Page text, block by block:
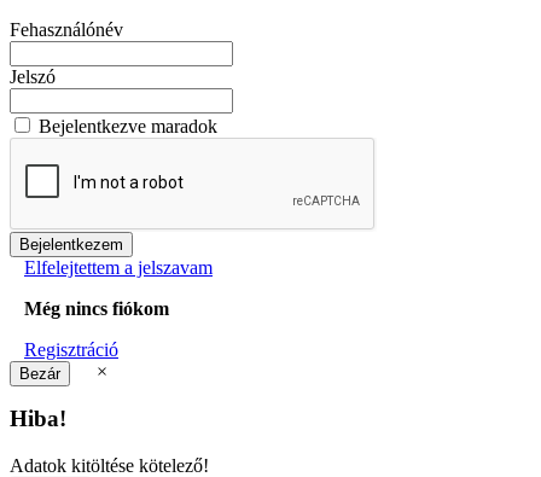
Fehasználónév
Jelszó
Bejelentkezve maradok
Elfelejtettem a jelszavam
Még nincs fiókom
Regisztráció
×
Hiba!
Adatok kitöltése kötelező!